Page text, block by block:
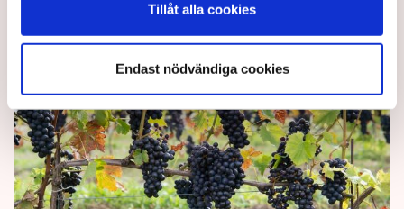
Tillåt alla cookies
Endast nödvändiga cookies